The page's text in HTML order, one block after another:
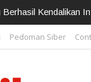
Polda Lampung
Pedoman Siber